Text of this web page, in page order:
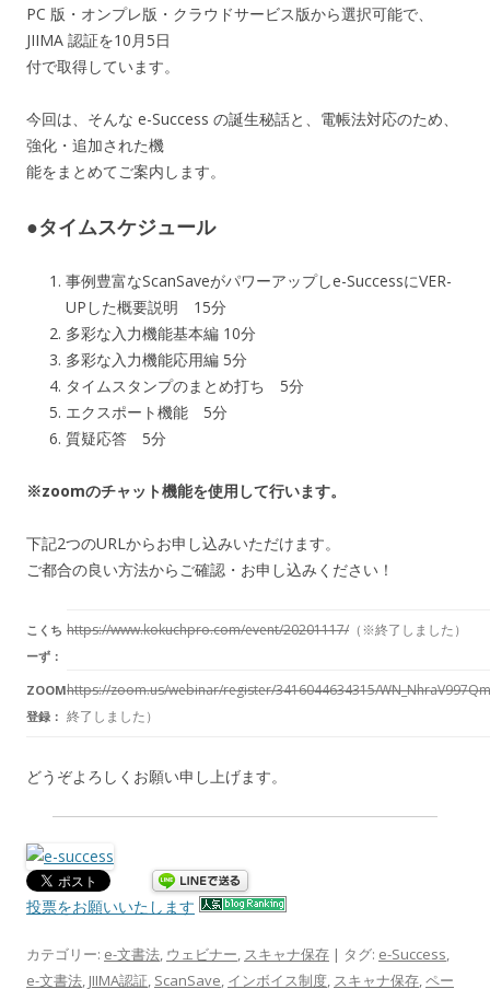
PC 版・オンプレ版・クラウドサービス版から選択可能で、
JIIMA 認証を10月5日
付で取得しています。
今回は、そんな e-Success の誕生秘話と、電帳法対応のため、
強化・追加された機
能をまとめてご案内します。
●タイムスケジュール
事例豊富なScanSaveがパワーアップしe-SuccessにVER-
UPした概要説明 15分
多彩な入力機能基本編 10分
多彩な入力機能応用編 5分
タイムスタンプのまとめ打ち 5分
エクスポート機能 5分
質疑応答 5分
※zoomのチャット機能を使用して行います。
下記2つのURLからお申し込みいただけます。
ご都合の良い方法からご確認・お申し込みください！
こくち
ーず：
https://www.kokuchpro.com/event/20201117/ （※終了しました）
ZOOM
登録：
https://zoom.us/webinar/register/3416044634315/
終了しました）
どうぞよろしくお願い申し上げます。
投票をお願いいたします
カテゴリー: e-文書法, ウェビナー, スキャナ保存 | タグ: e-Success,
e-文書法, JIIMA認証, ScanSave, インボイス制度, スキャナ保存,ペー